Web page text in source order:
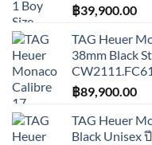
฿39,900.00
TAG Heuer
38mm Black
฿89,900.00
TAG Heuer
Black Unisex